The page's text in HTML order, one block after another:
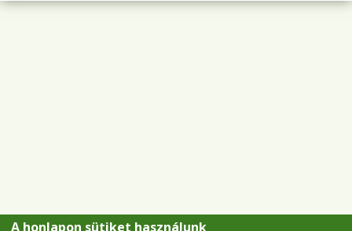
A honlapon sütiket használunk